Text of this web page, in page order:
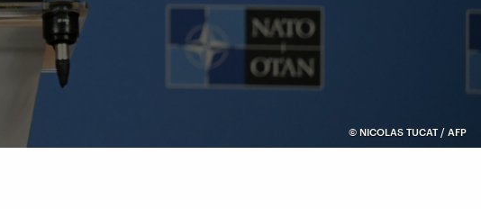
© NICOLAS TUCAT / AFP